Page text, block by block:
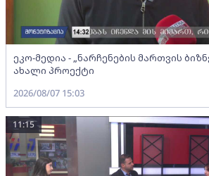
ეკო-მედია - „ნარჩენების მართვის
ახალი პროექტი
2026/08/07 15:03
11:15